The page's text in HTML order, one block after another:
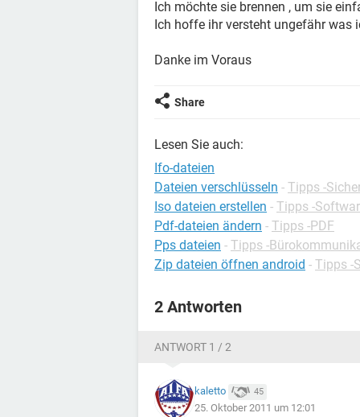
Ich möchte sie brennen , um sie
Ich hoffe ihr versteht ungefähr was
Danke im Voraus
Share
Lesen Sie auch:
Ifo-dateien
Dateien verschlüsseln - Tipps -
Iso dateien erstellen - Tipps -
Pdf-dateien ändern - Tipps -PDF
Pps dateien - Tipps -
Zip dateien öffnen android - Tipps -
2 Antworten
ANTWORT 1 / 2
kaletto 45
25. Oktober 2011 um 12:01